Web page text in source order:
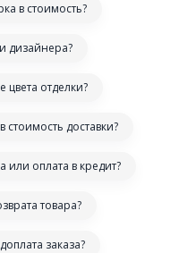
в стоимость?
дизайнера?
цвета отделки?
стоимость доставки?
или оплата в кредит?
товара?
заказа?